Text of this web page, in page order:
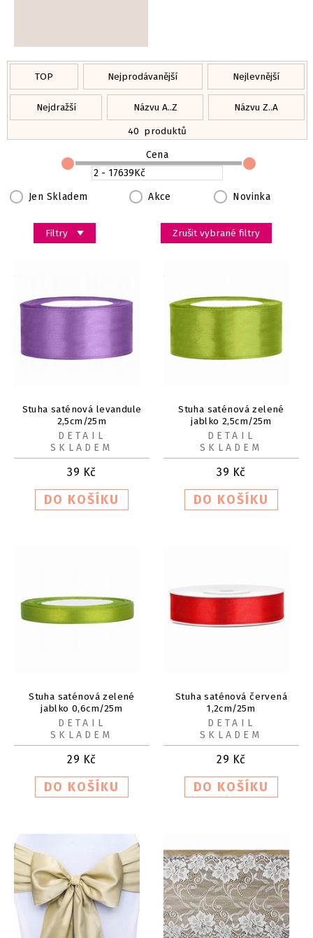
TOP Nejprodávanější Nejlevnější
Nejdražší Názvu A..Z
Názvu Z..A
40 produktů
Filtry
Jen Skladem Akce Novinka
Cena
Zrušit vybrané filtry
Stuha saténová levandule
2,5cm/25m
39 Kč
DETAIL
SKLADEM
Stuha saténová zelené
jablko 2,5cm/25m
39 Kč
DETAIL
SKLADEM
Stuha saténová zelené
jablko 0,6cm/25m
29 Kč
DETAIL
SKLADEM
Stuha saténová červená
1,2cm/25m
29 Kč
DETAIL
SKLADEM